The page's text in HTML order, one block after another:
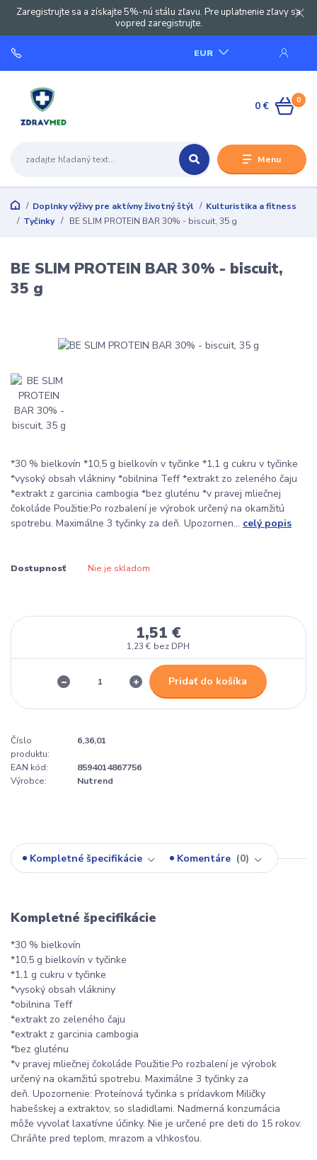
Zaregistrujte sa a získajte 5%-nú stálu zľavu. Pre uplatnenie zľavy sa
vopred zaregistrujte.
Menu
EUR
0
0 €
Doplnky výživy pre aktívny životný štýl
Kulturistika a fitness
Tyčinky
BE SLIM PROTEIN BAR 30% - biscuit, 35 g
BE SLIM PROTEIN BAR 30% - biscuit,
35 g
*30 % bielkovín *10,5 g bielkovín v tyčinke *1,1 g cukru v tyčinke
*vysoký obsah vlákniny *obilnina Teff *extrakt zo zeleného čaju
*extrakt z garcinia cambogia *bez gluténu *v pravej mliečnej
čokoláde Použitie:Po rozbalení je výrobok určený na okamžitú
spotrebu. Maximálne 3 tyčinky za deň. Upozornen... celý popis
Dostupnosť Nie je skladom
1,51 €
1,23 € bez DPH
Pridať do košíka
Číslo
produktu:
6,36,01
EAN kód:
8594014867756
Výrobce:
Nutrend
Kompletné špecifikácie Komentáre 0
Kompletné špecifikácie
*30 % bielkovín
*10,5 g bielkovín v tyčinke
*1,1 g cukru v tyčinke
*vysoký obsah vlákniny
*obilnina Teff
*extrakt zo zeleného čaju
*extrakt z garcinia cambogia
*bez gluténu
*v pravej mliečnej čokoláde Použitie:Po rozbalení je výrobok
určený na okamžitú spotrebu. Maximálne 3 tyčinky za
deň. Upozornenie: Proteínová tyčinka s prídavkom Miličky
habešskej a extraktov, so sladidlami. Nadmerná konzumácia
môže vyvolať laxatívne účinky. Nie je určené pre deti do 15 rokov.
Chráňte pred teplom, mrazom a vlhkosťou.